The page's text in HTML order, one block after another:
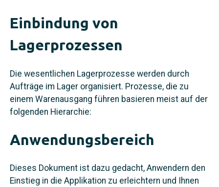
Einbindung von
Lagerprozessen
Die wesentlichen Lagerprozesse werden durch
Aufträge im Lager organisiert. Prozesse, die zu
einem Warenausgang führen basieren meist auf der
folgenden Hierarchie:
Anwendungsbereich
Dieses Dokument ist dazu gedacht, Anwendern den
Einstieg in die Applikation zu erleichtern und Ihnen